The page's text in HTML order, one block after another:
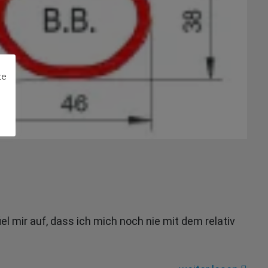
mir auf, dass ich mich noch nie mit dem relativ